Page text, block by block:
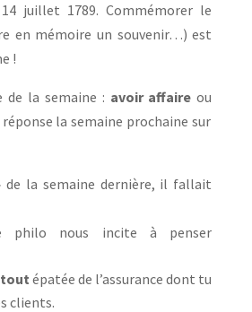
14 juillet 1789. Commémorer le
en mémoire un souvenir…) est
!
de la semaine : avoir affaireou
réponse la semaine prochaine sur
de la semaine dernière, il fallait
philo nous incite à penser
tout épatée de l’assurance dont tu
clients.